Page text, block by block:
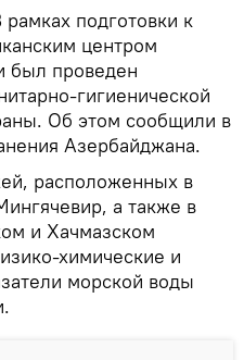
рамках подготовки к
центром
был проведен
гигиенической
Об этом сообщили в
Азербайджана.
расположенных в
а также в
и Хачмазском
химические и
морской воды